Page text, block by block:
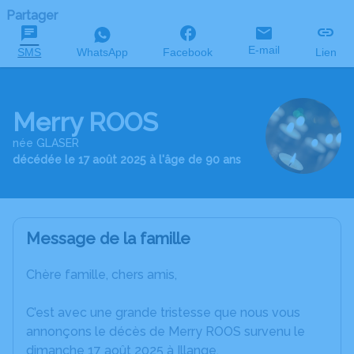
Partager
SMS WhatsApp Facebook E-mail Lien
Merry ROOS
née GLASER
décédée le 17 août 2025 à l'âge de 90 ans
Message de la famille
Chère famille, chers amis,
C’est avec une grande tristesse que nous vous
annonçons le décès de Merry ROOS survenu le
dimanche 17 août 2025 à Illange.